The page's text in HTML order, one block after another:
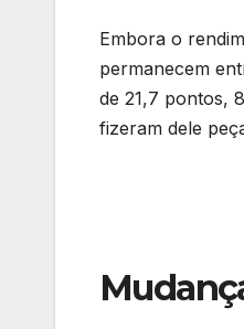
Embora o
permanecem
de 21,7 pontos,
fizeram dele